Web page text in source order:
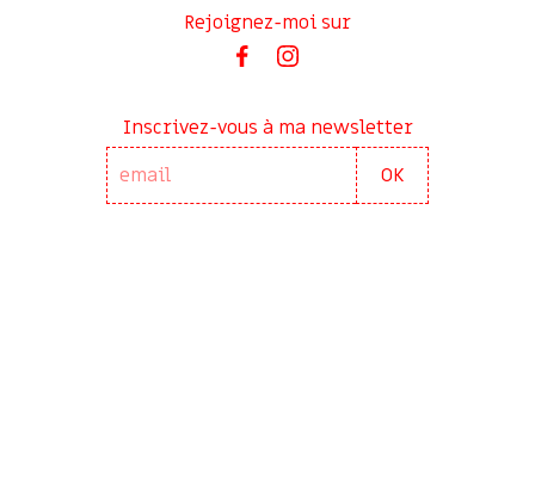
Rejoignez-moi sur
Inscrivez-vous à ma newsletter